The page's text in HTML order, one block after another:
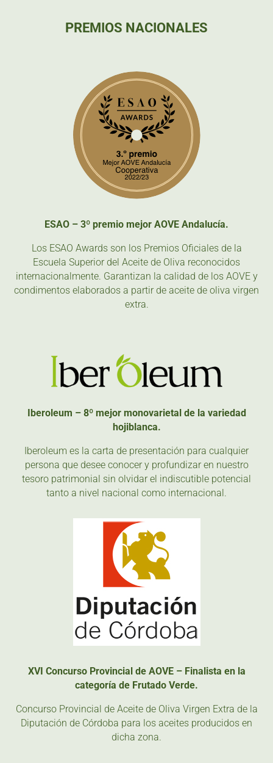
PREMIOS NACIONALES
ESAO – 3º premio mejor AOVE Andalucía.
Los ESAO Awards son los Premios Oficiales de la
Escuela Superior del Aceite de Oliva reconocidos
internacionalmente. Garantizan la calidad de los AOVE y
condimentos elaborados a partir de aceite de oliva virgen
extra.
Iberoleum – 8º mejor monovarietal de la variedad
hojiblanca.
Iberoleum es la carta de presentación para cualquier
persona que desee conocer y profundizar en nuestro
tesoro patrimonial sin olvidar el indiscutible potencial
tanto a nivel nacional como internacional.
XVI Concurso Provincial de AOVE – Finalista en la
categoría de Frutado Verde.
Concurso Provincial de Aceite de Oliva Virgen Extra de la
Diputación de Córdoba para los aceites producidos en
dicha zona.